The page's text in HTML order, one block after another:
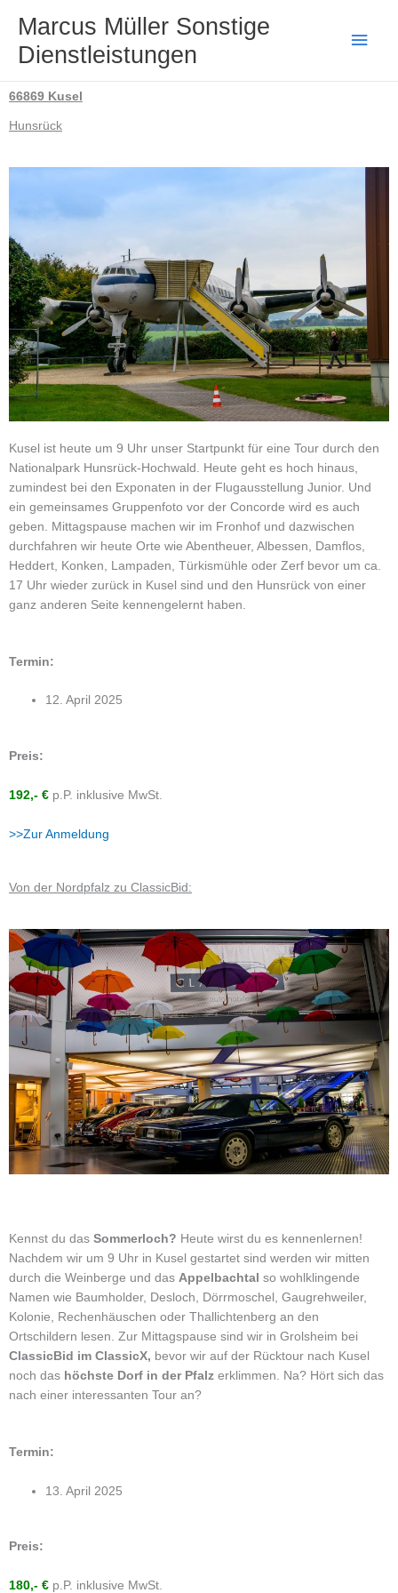
Inhalt
springen
Marcus Müller Sonstige
Dienstleistungen
66869 Kusel
Hunsrück
Kusel ist heute um 9 Uhr unser Startpunkt für eine Tour durch den
Nationalpark Hunsrück-Hochwald. Heute geht es hoch hinaus,
zumindest bei den Exponaten in der Flugausstellung Junior. Und
ein gemeinsames Gruppenfoto vor der Concorde wird es auch
geben. Mittagspause machen wir im Fronhof und dazwischen
durchfahren wir heute Orte wie Abentheuer, Albessen, Damflos,
Heddert, Konken, Lampaden, Türkismühle oder Zerf bevor um ca.
17 Uhr wieder zurück in Kusel sind und den Hunsrück von einer
ganz anderen Seite kennengelernt haben.
Termin:
12. April 2025
Preis:
192,- € p.P. inklusive MwSt.
>>Zur Anmeldung
Von der Nordpfalz zu ClassicBid:
Kennst du das Sommerloch? Heute wirst du es kennenlernen!
Nachdem wir um 9 Uhr in Kusel gestartet sind werden wir mitten
durch die Weinberge und das Appelbachtal so wohlklingende
Namen wie Baumholder, Desloch, Dörrmoschel, Gaugrehweiler,
Kolonie, Rechenhäuschen oder Thallichtenberg an den
Ortschildern lesen. Zur Mittagspause sind wir in Grolsheim bei
ClassicBid im ClassicX, bevor wir auf der Rücktour nach Kusel
noch das höchste Dorf in der Pfalz erklimmen. Na? Hört sich das
nach einer interessanten Tour an?
Termin:
13. April 2025
Preis:
180,- € p.P. inklusive MwSt.